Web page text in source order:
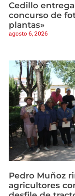
Cedillo
concurso de
plantas»
agosto 6, 2026
Pedro Muñoz
agricultores